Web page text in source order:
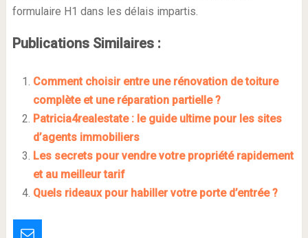
formulaire H1 dans les délais impartis.
Publications Similaires :
Comment choisir entre une rénovation de toiture
complète et une réparation partielle ?
Patricia4realestate : le guide ultime pour les sites
d’agents immobiliers
Les secrets pour vendre votre propriété rapidement
et au meilleur tarif
Quels rideaux pour habiller votre porte d’entrée ?